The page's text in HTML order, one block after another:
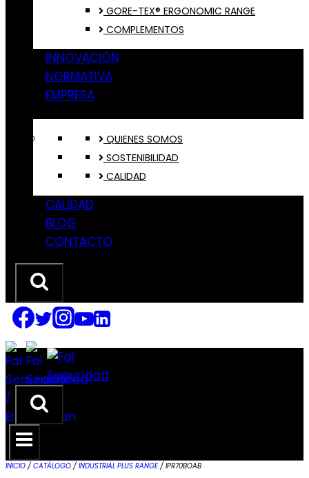
GORE-TEX® ERGONOMIC RANGE
COMPLEMENTOS
INNOVACIÓN
NORMATIVA
EMPRESA
QUIENES SOMOS
SOSTENIBILIDAD
CALIDAD
CALIDAD
BLOG
CONTACTO
INICIO / CATÁLOGO / INDUSTRIAL PLUS RANGE / IPR70BOAB